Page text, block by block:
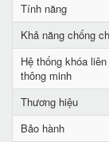
Tính năng
Khả năng chống
Hệ thống khóa
thông minh
Thương hiệu
Bảo hành